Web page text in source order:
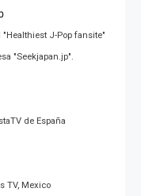
J-Pop fansite"
"Seekjapan.jp".
de España
TV, Mexico